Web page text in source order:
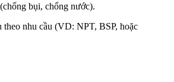
bụi, chống nước).
theo nhu cầu (VD: NPT, BSP, hoặc